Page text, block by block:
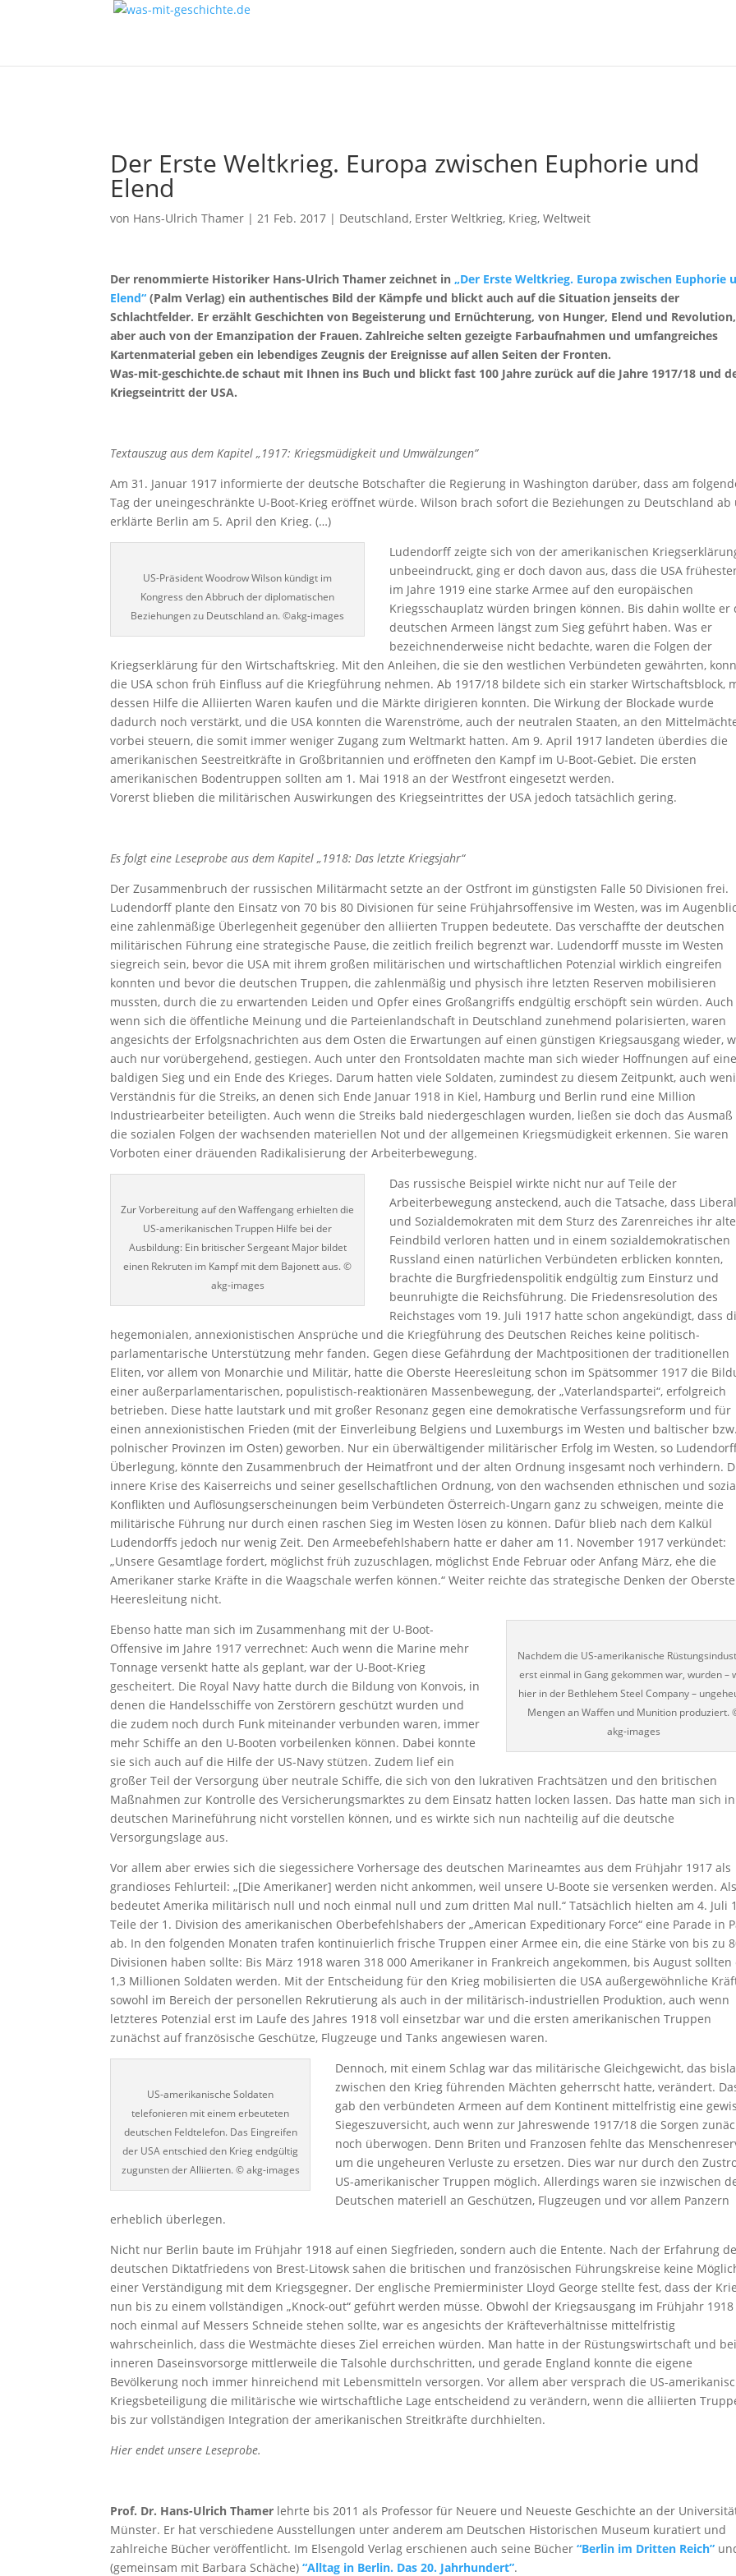
Der Erste Weltkrieg. Europa zwischen Euphorie und
Elend
von Hans-Ulrich Thamer |21 Feb. 2017 | Deutschland, Erster Weltkrieg, Krieg,Weltweit
Der renommierte Historiker Hans-Ulrich Thamer zeichnet in„Der Erste Weltkrieg. Europa zwischen Euphorie
Elend“(Palm Verlag) ein authentisches Bild der Kämpfe und blickt auch auf die Situation jenseits der
Schlachtfelder. Er erzählt Geschichten von Begeisterung und Ernüchterung, von Hunger, Elend und Revolution,
aber auch von der Emanzipation der Frauen. Zahlreiche selten gezeigte Farbaufnahmen und umfangreiches
Kartenmaterial geben ein lebendiges Zeugnis der Ereignisse auf allen Seiten der Fronten.
Was-mit-geschichte.de schaut mit Ihnen ins Buch und blickt fast 100 Jahre zurück auf die Jahre 1917/18 und
Kriegseintritt der USA.
Textauszug aus dem Kapitel „1917: Kriegsmüdigkeit und Umwälzungen”
Am 31. Januar 1917 informierte der deutsche Botschafter die Regierung in Washington darüber, dass am
Tag der uneingeschränkte U-Boot-Krieg eröffnet würde. Wilson brach sofort die Beziehungen zu Deutschland ab
erklärte Berlin am 5. April den Krieg. (…)
US-Präsident Woodrow Wilson kündigt im
Kongress den Abbruch der diplomatischen
Beziehungen zu Deutschland an. ©akg-images
Ludendorff zeigte sich von der amerikanischen
unbeeindruckt, ging er doch davon aus, dass die USA
im Jahre 1919 eine starke Armee auf den europäischen
Kriegsschauplatz würden bringen können. Bis dahin wollte er
deutschen Armeen längst zum Sieg geführt haben. Was er
bezeichnenderweise nicht bedachte, waren die Folgen der
Kriegserklärung für den Wirtschaftskrieg. Mit den Anleihen, die sie den westlichen Verbündeten gewährten,
die USA schon früh Einfluss auf die Kriegführung nehmen. Ab 1917/18 bildete sich ein starker Wirtschaftsblock,
dessen Hilfe die Alliierten Waren kaufen und die Märkte dirigieren konnten. Die Wirkung der Blockade wurde
dadurch noch verstärkt, und die USA konnten die Warenströme, auch der neutralen Staaten, an den
vorbei steuern, die somit immer weniger Zugang zum Weltmarkt hatten. Am 9. April 1917 landeten überdies die
amerikanischen Seestreitkräfte in Großbritannien und eröffneten den Kampf im U-Boot-Gebiet. Die ersten
amerikanischen Bodentruppen sollten am 1. Mai 1918 an der Westfront eingesetzt werden.
Vorerst blieben die militärischen Auswirkungen des Kriegseintrittes der USA jedoch tatsächlich gering.
Es folgt eine Leseprobe aus dem Kapitel „1918: Das letzte Kriegsjahr“
Der Zusammenbruch der russischen Militärmacht setzte an der Ostfront im günstigsten Falle 50 Divisionen frei.
Ludendorff plante den Einsatz von 70 bis 80 Divisionen für seine Frühjahrsoffensive im Westen, was im
eine zahlenmäßige Überlegenheit gegenüber den alliierten Truppen bedeutete. Das verschaffte der deutschen
militärischen Führung eine strategische Pause, die zeitlich freilich begrenzt war. Ludendorff musste im Westen
siegreich sein, bevor die USA mit ihrem großen militärischen und wirtschaftlichen Potenzial wirklich eingreifen
konnten und bevor die deutschen Truppen, die zahlenmäßig und physisch ihre letzten Reserven mobilisieren
mussten, durch die zu erwartenden Leiden und Opfer eines Großangriffs endgültig erschöpft sein würden. Auch
wenn sich die öffentliche Meinung und die Parteienlandschaft in Deutschland zunehmend polarisierten, waren
angesichts der Erfolgsnachrichten aus dem Osten die Erwartungen auf einen günstigen Kriegsausgang wieder,
auch nur vorübergehend, gestiegen. Auch unter den Frontsoldaten machte man sich wieder Hoffnungen auf
baldigen Sieg und ein Ende des Krieges. Darum hatten viele Soldaten, zumindest zu diesem Zeitpunkt, auch
Verständnis für die Streiks, an denen sich Ende Januar 1918 in Kiel, Hamburg und Berlin rund eine Million
Industriearbeiter beteiligten. Auch wenn die Streiks bald niedergeschlagen wurden, ließen sie doch das Ausmaß
die sozialen Folgen der wachsenden materiellen Not und der allgemeinen Kriegsmüdigkeit erkennen. Sie waren
Vorboten einer dräuenden Radikalisierung der Arbeiterbewegung.
Zur Vorbereitung auf den Waffengang erhielten die
US-amerikanischen Truppen Hilfe bei der
Ausbildung: Ein britischer Sergeant Major bildet
einen Rekruten im Kampf mit dem Bajonett aus. ©
akg-images
Das russische Beispiel wirkte nicht nur auf Teile der
Arbeiterbewegung ansteckend, auch die Tatsache, dass
und Sozialdemokraten mit dem Sturz des Zarenreiches ihr
Feindbild verloren hatten und in einem sozialdemokratischen
Russland einen natürlichen Verbündeten erblicken konnten,
brachte die Burgfriedenspolitik endgültig zum Einsturz und
beunruhigte die Reichsführung. Die Friedensresolution des
Reichstages vom 19. Juli 1917 hatte schon angekündigt, dass
hegemonialen, annexionistischen Ansprüche und die Kriegführung des Deutschen Reiches keine politisch-
parlamentarische Unterstützung mehr fanden. Gegen diese Gefährdung der Machtpositionen der traditionellen
Eliten, vor allem von Monarchie und Militär, hatte die Oberste Heeresleitung schon im Spätsommer 1917 die
einer außerparlamentarischen, populistisch-reaktionären Massenbewegung, der „Vaterlandspartei“, erfolgreich
betrieben. Diese hatte lautstark und mit großer Resonanz gegen eine demokratische Verfassungsreform und für
einen annexionistischen Frieden (mit der Einverleibung Belgiens und Luxemburgs im Westen und baltischer bzw.
polnischer Provinzen im Osten) geworben. Nur ein überwältigender militärischer Erfolg im Westen, so
Überlegung, könnte den Zusammenbruch der Heimatfront und der alten Ordnung insgesamt noch verhindern.
innere Krise des Kaiserreichs und seiner gesellschaftlichen Ordnung, von den wachsenden ethnischen und
Konflikten und Auflösungserscheinungen beim Verbündeten Österreich-Ungarn ganz zu schweigen, meinte die
militärische Führung nur durch einen raschen Sieg im Westen lösen zu können. Dafür blieb nach dem Kalkül
Ludendorffs jedoch nur wenig Zeit. Den Armeebefehlshabern hatte er daher am 11. November 1917 verkündet:
„Unsere Gesamtlage fordert, möglichst früh zuzuschlagen, möglichst Ende Februar oder Anfang März, ehe die
Amerikaner starke Kräfte in die Waagschale werfen können.“ Weiter reichte das strategische Denken der
Heeresleitung nicht.
Nachdem die US-amerikanische
erst einmal in Gang gekommen war, wurden –
hier in der Bethlehem Steel Company –
Mengen an Waffen und Munition produziert.
akg-images
Ebenso hatte man sich im Zusammenhang mit der U-Boot-
Offensive im Jahre 1917 verrechnet: Auch wenn die Marine mehr
Tonnage versenkt hatte als geplant, war der U-Boot-Krieg
gescheitert. Die Royal Navy hatte durch die Bildung von Konvois, in
denen die Handelsschiffe von Zerstörern geschützt wurden und
die zudem noch durch Funk miteinander verbunden waren, immer
mehr Schiffe an den U-Booten vorbeilenken können. Dabei konnte
sie sich auch auf die Hilfe der US-Navy stützen. Zudem lief ein
großer Teil der Versorgung über neutrale Schiffe, die sich von den lukrativen Frachtsätzen und den britischen
Maßnahmen zur Kontrolle des Versicherungsmarktes zu dem Einsatz hatten locken lassen. Das hatte man sich
deutschen Marineführung nicht vorstellen können, und es wirkte sich nun nachteilig auf die deutsche
Versorgungslage aus.
Vor allem aber erwies sich die siegessichere Vorhersage des deutschen Marineamtes aus dem Frühjahr 1917 als
grandioses Fehlurteil: „[Die Amerikaner] werden nicht ankommen, weil unsere U-Boote sie versenken werden.
bedeutet Amerika militärisch null und noch einmal null und zum dritten Mal null.“ Tatsächlich hielten am 4. Juli
Teile der 1. Division des amerikanischen Oberbefehlshabers der „American Expeditionary Force“ eine Parade in
ab. In den folgenden Monaten trafen kontinuierlich frische Truppen einer Armee ein, die eine Stärke von bis zu
Divisionen haben sollte: Bis März 1918 waren 318 000 Amerikaner in Frankreich angekommen, bis August sollten
1,3 Millionen Soldaten werden. Mit der Entscheidung für den Krieg mobilisierten die USA außergewöhnliche
sowohl im Bereich der personellen Rekrutierung als auch in der militärisch-industriellen Produktion, auch wenn
letzteres Potenzial erst im Laufe des Jahres 1918 voll einsetzbar war und die ersten amerikanischen Truppen
zunächst auf französische Geschütze, Flugzeuge und Tanks angewiesen waren.
US-amerikanische Soldaten
telefonieren mit einem erbeuteten
deutschen Feldtelefon. Das Eingreifen
der USA entschied den Krieg endgültig
zugunsten der Alliierten. © akg-images
Dennoch, mit einem Schlag war das militärische Gleichgewicht, das
zwischen den Krieg führenden Mächten geherrscht hatte, verändert.
gab den verbündeten Armeen auf dem Kontinent mittelfristig eine
Siegeszuversicht, auch wenn zur Jahreswende 1917/18 die Sorgen
noch überwogen. Denn Briten und Franzosen fehlte das
um die ungeheuren Verluste zu ersetzen. Dies war nur durch den
US-amerikanischer Truppen möglich. Allerdings waren sie inzwischen
Deutschen materiell an Geschützen, Flugzeugen und vor allem Panzern
erheblich überlegen.
Nicht nur Berlin baute im Frühjahr 1918 auf einen Siegfrieden, sondern auch die Entente. Nach der Erfahrung
deutschen Diktatfriedens von Brest-Litowsk sahen die britischen und französischen Führungskreise keine
einer Verständigung mit dem Kriegsgegner. Der englische Premierminister Lloyd George stellte fest, dass der
nun bis zu einem vollständigen „Knock-out“ geführt werden müsse. Obwohl der Kriegsausgang im Frühjahr 1918
noch einmal auf Messers Schneide stehen sollte, war es angesichts der Kräfteverhältnisse mittelfristig
wahrscheinlich, dass die Westmächte dieses Ziel erreichen würden. Man hatte in der Rüstungswirtschaft und
inneren Daseinsvorsorge mittlerweile die Talsohle durchschritten, und gerade England konnte die eigene
Bevölkerung noch immer hinreichend mit Lebensmitteln versorgen. Vor allem aber versprach die US-
Kriegsbeteiligung die militärische wie wirtschaftliche Lage entscheidend zu verändern, wenn die alliierten
bis zur vollständigen Integration der amerikanischen Streitkräfte durchhielten.
Hier endet unsere Leseprobe.
Prof. Dr. Hans-Ulrich Thamer lehrte bis 2011 als Professor für Neuere und Neueste Geschichte an der
Münster. Er hat verschiedene Ausstellungen unter anderem am Deutschen Historischen Museum kuratiert und
zahlreiche Bücher veröffentlicht. Im Elsengold Verlag erschienen auch seine Bücher“Berlin im Dritten Reich”
(gemeinsam mit Barbara Schäche)“Alltag in Berlin. Das 20. Jahrhundert”.